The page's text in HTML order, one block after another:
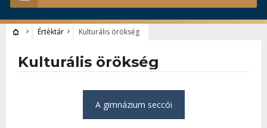
Értéktár Kulturális örökség
Kulturális örökség
A gimnázium seccói